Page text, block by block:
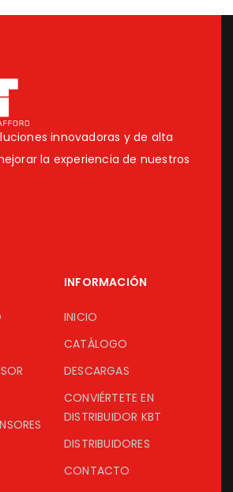
innovadoras y de alta
la experiencia de nuestros
INFORMACIÓN
INICIO
CATÁLOGO
DESCARGAS
CONVIÉRTETE EN
DISTRIBUIDOR KBT
DISTRIBUIDORES
CONTACTO